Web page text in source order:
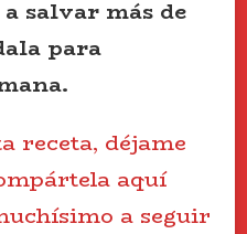
salvar más de
para
receta, déjame
aquí
a seguir